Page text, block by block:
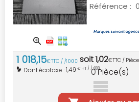
Référence :
1 018,15€TTC / /1000 soit1,02€TTC /
Dont écotaxe :1,49 € HT / /1000
0Pièce(s)